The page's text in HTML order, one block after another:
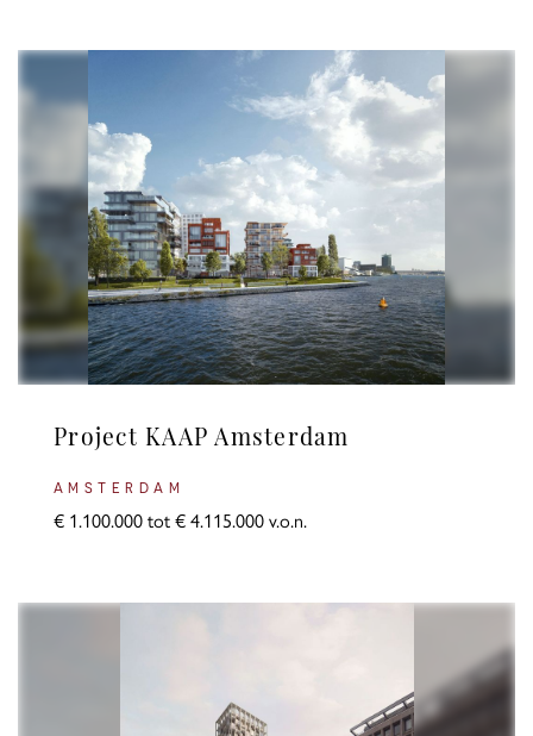
Project KAAP Amsterdam
AMSTERDAM
€ 1.100.000 tot € 4.115.000 v.o.n.